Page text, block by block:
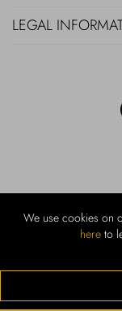
We use cookies on
here to
LEGAL
Rubinacci S.r.l.: